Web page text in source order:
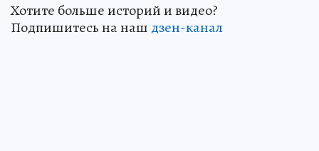
Хотите больше историй и видео?
Подпишитесь на наш дзен-канал